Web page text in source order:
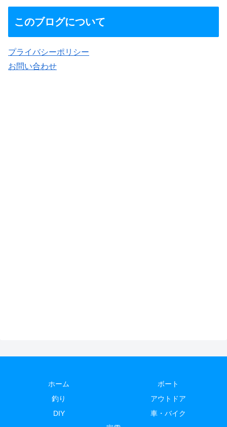
このブログについて
プライバシーポリシー
お問い合わせ
ホーム
ボート
釣り
アウトドア
DIY
車・バイク